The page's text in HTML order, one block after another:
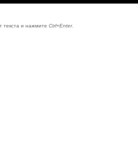
текста и нажмите Ctrl+Enter.